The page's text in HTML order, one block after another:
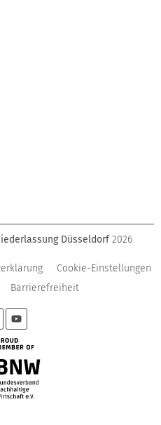
Düsseldorf 2026
Cookie-Einstellungen
Barrierefreiheit